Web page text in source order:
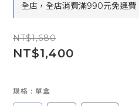
全店，全店消費滿990元免運費
NT$1,680
NT$1,400
規格 : 單盒